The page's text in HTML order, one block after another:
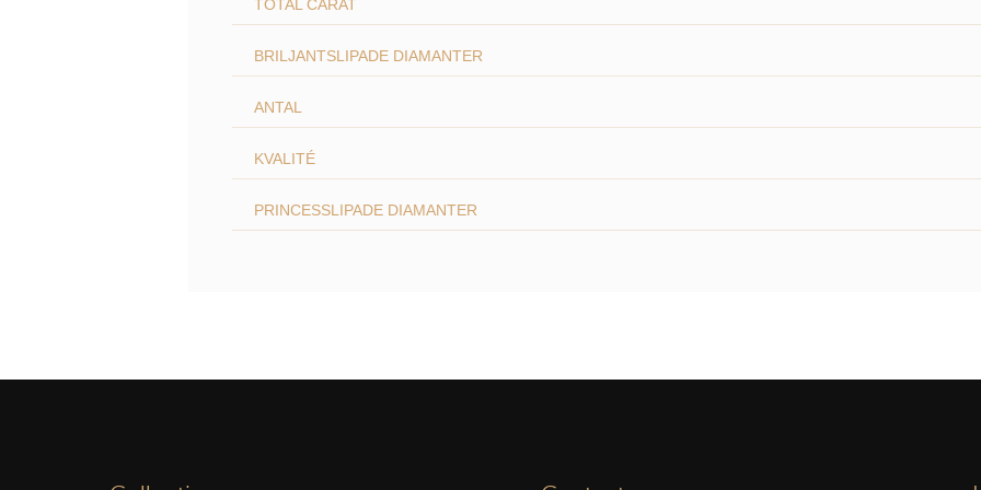
TOTAL CARAT
BRILJANTSLIPADE DIAMANTER
ANTAL
KVALITÉ
PRINCESSLIPADE DIAMANTER